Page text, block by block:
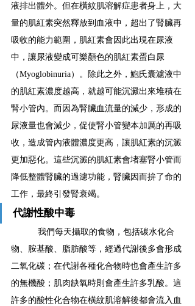
液排出體外。但在橫紋肌溶解症患者身上，大
量的肌紅素突然釋放到血液中，超出了腎臟再
吸收的能力範圍，肌紅素會因此出現在尿液
中，讓尿液變成可樂顏色的肌紅素蛋白尿
（Myoglobinuria）。除此之外，鮑氏囊濾液中
的肌紅素濃度越高，就越可能沉澱出來堆積在
腎小管內。而因為腎臟血流量的減少，形成的
尿液量也會減少，促使腎小管變本加厲的再吸
收，造成管內液體濃度更高，讓肌紅素的沉澱
更加惡化。這些沉澱的肌紅素會堵塞腎小管而
降低整體腎臟的過濾功能，腎臟因而拚了命的
工作，最終引發腎衰竭。
代謝性酸中毒
我們每天攝取的食物，包括碳水化合
物、胺基酸、脂肪酸等，經過代謝後多會形成
二氧化碳；在代謝各種化合物時也會產生許多
的無機酸；肌肉缺氧時則會產生許多乳酸。這
許多的酸性化合物在橫紋肌溶解後都會流入血